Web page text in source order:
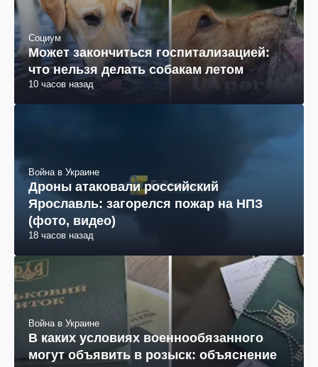
Социум
Может закончиться госпитализацией:
что нельзя делать собакам летом
10 часов назад
Война в Украине
Дроны атаковали российский
Ярославль: загорелся пожар на НПЗ
(фото, видео)
18 часов назад
Война в Украине
В каких условиях военнообязанного
могут объявить в розыск: объяснение